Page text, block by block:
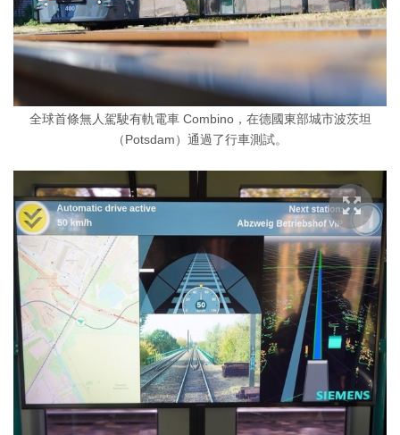
全球首條無人駕駛有軌電車 Combino，在德國東部城市波茨坦
（Potsdam）通過了行車測試。